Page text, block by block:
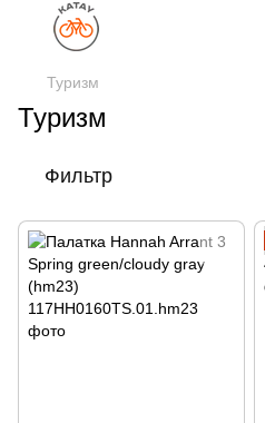
Туризм
Туризм
Фильтр